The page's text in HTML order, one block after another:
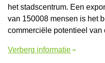
het stadscentrum. Een
van 150008 mensen is het
commerciële potentieel van
Verberg informatie